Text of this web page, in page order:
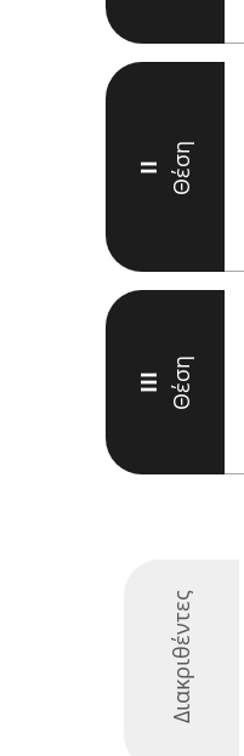
II Θέση
III Θέση
Διακριθέντες